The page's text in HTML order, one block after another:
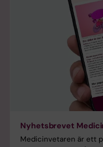
Nyhetsbrevet
Medicinvetaren är ett